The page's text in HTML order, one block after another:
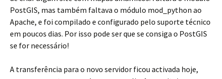
PostGIS, mas também faltava o módulo mod_python ao
Apache, e foi compilado e configurado pelo suporte técnico
em poucos dias. Por isso pode ser que se consiga o PostGIS
se for necessário!
A transferência para o novo servidor ficou activada hoje,